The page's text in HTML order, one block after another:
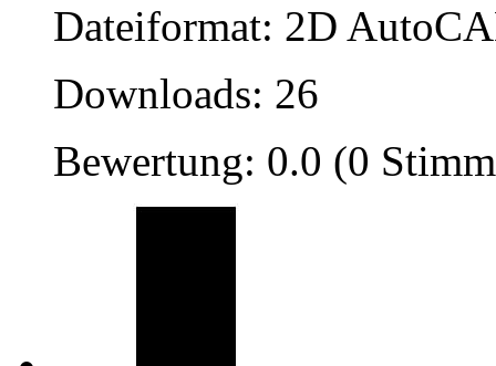
Dateiformat: 2D
Downloads: 26
Bewertung: 0.0 (0